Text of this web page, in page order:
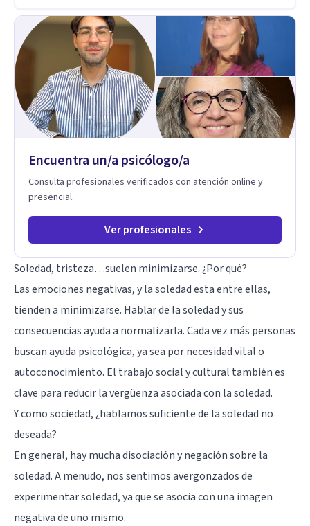
Encuentra un/a psicólogo/a
Consulta profesionales verificados con atención online y
presencial.
Ver profesionales
Soledad, tristeza…suelen minimizarse. ¿Por qué?
Las emociones negativas, y la soledad esta entre ellas,
tienden a minimizarse. Hablar de la soledad y sus
consecuencias ayuda a normalizarla. Cada vez más personas
buscan ayuda psicológica, ya sea por necesidad vital o
autoconocimiento. El trabajo social y cultural también es
clave para reducir la vergüenza asociada con la soledad.
Y como sociedad, ¿hablamos suficiente de la soledad no
deseada?
En general, hay mucha disociación y negación sobre la
soledad. A menudo, nos sentimos avergonzados de
experimentar soledad, ya que se asocia con una imagen
negativa de uno mismo.